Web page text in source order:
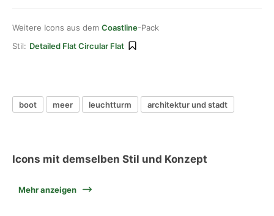
Weitere Icons aus dem Coastline-Pack
Stil: Detailed Flat Circular Flat
boot meer leuchtturm architektur und stadt
Icons mit demselben Stil und Konzept
Mehr anzeigen